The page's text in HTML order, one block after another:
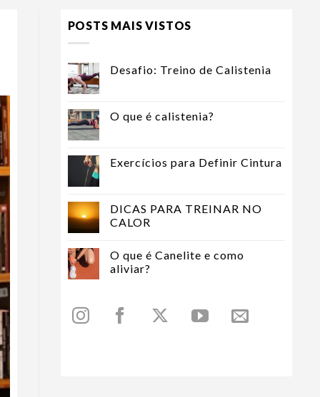
POSTS MAIS VISTOS
Desafio: Treino de Calistenia
O que é calistenia?
Exercícios para Definir Cintura
DICAS PARA TREINAR NO
CALOR
O que é Canelite e como
aliviar?